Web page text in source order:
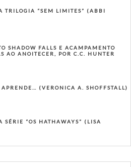
TRILOGIA “SEM LIMITES” (ABBI
SHADOW FALLS E ACAMPAMENTO
AO ANOITECER, POR C.C. HUNTER
(VERONICA A. SHOFFSTALL)
SÉRIE “OS HATHAWAYS” (LISA